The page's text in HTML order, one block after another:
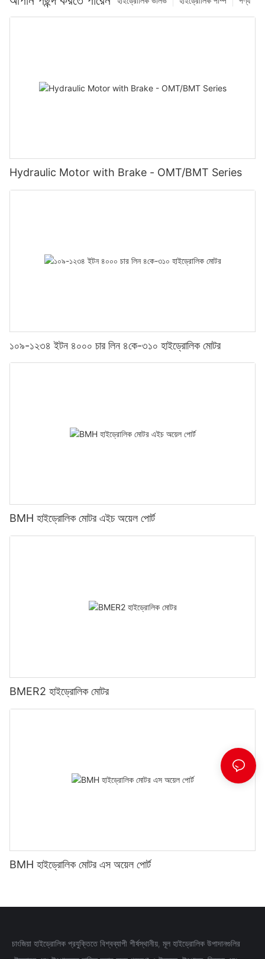
Hydraulic Motor with Brake - OMT/BMT Series
১০৯-১২৩৪ ইটন ৪০০০ চার লিন ৪কে-৩১০ হাইড্রোলিক মোটর
BMH হাইড্রোলিক মোটর এইচ অয়েল পোর্ট
BMER2 হাইড্রোলিক মোটর
BMH হাইড্রোলিক মোটর এস অয়েল পোর্ট
চাংজিয়া হাইড্রোলিক প্রযুক্তিতে বিশ্বব্যাপী শীর্ষস্থানীয়, মূল হাইড্রোলিক উপাদানগুলির